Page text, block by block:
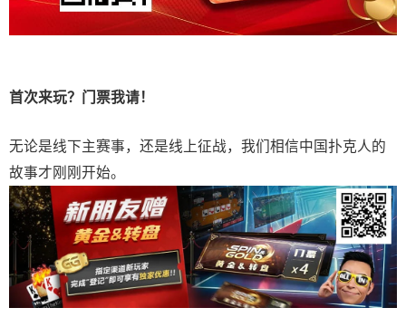
首次来玩？门票我请！
无论是线下主赛事，还是线上征战，我们相信中国扑克人的
故事才刚刚开始。